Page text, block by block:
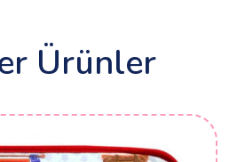
Ürünler